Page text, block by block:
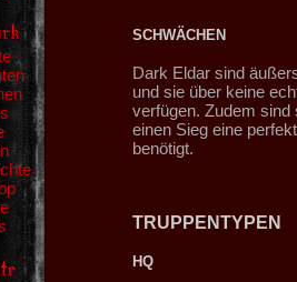
SCHWÄCHEN
Dark Eldar sind
und sie über keine
verfügen. Zudem sind
einen Sieg eine
benötigt.
TRUPPENTYPEN
HQ